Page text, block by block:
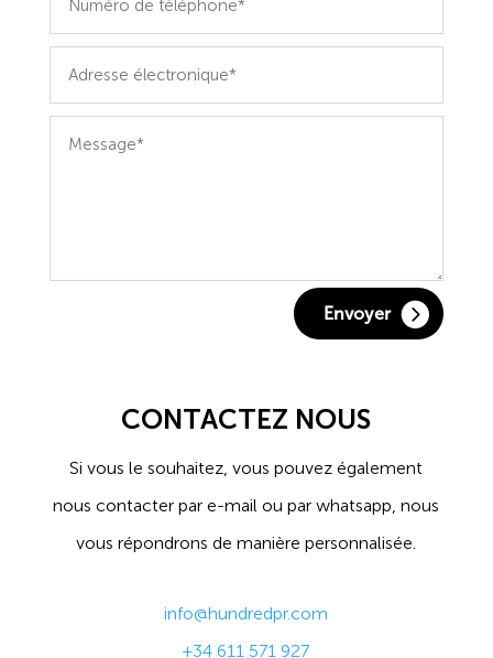
de
téléphone*
électronique*
Envoyer
CONTACTEZ NOUS
Si vous le souhaitez, vous pouvez également
nous contacter par e-mail ou par whatsapp, nous
vous répondrons de manière personnalisée.
info@hundredpr.com
+34 611 571 927